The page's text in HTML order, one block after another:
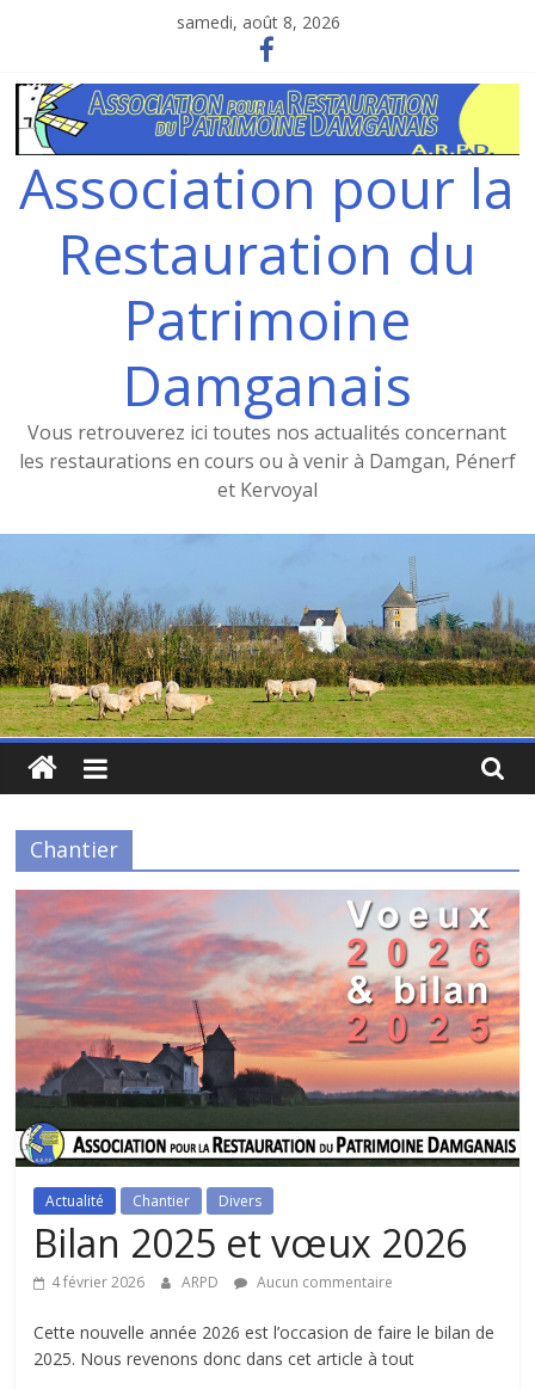
samedi, août 8, 2026
Association pour la
Restauration du
Patrimoine
Damganais
Vous retrouverez ici toutes nos actualités concernant
les restaurations en cours ou à venir à Damgan, Pénerf
et Kervoyal
Chantier
Actualité Chantier Divers
Bilan 2025 et vœux 2026
4 février 2026 ARPD Aucun commentaire
Cette nouvelle année 2026 est l’occasion de faire le bilan de
2025. Nous revenons donc dans cet article à tout